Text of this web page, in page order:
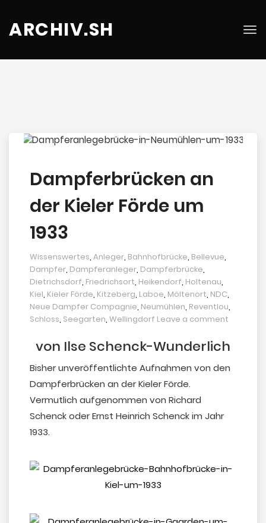
ARCHIV.SH
Dampferbrücken an
der Kieler Förde um
1933
Wissenswertes, Anleger, Bahnhofbrücke, Bellevue,
Dampfer, Dampferanleger, Dampferbrücke,
Dietrichsdorf, Friedrichsort, Heikendorf, Holtenau,
Kiel, Kieler Förde, Kitzeberg, Laboe, Möltenort, NDC,
Neue Dampfer Compagnie, Neumühlen, Reventlou,
Schloss, Seegarten, Wellingdorf Leave a comment
von Ilse Schenck-Wunderlich
Bisher unveröffentlichte Aufnahmen von den
Dampferbrücken an der Kieler Förde.
Vermutlich aufgenommen von Richard
Schenck oder Ernst Heinrich Schenck im Jahr
1933.